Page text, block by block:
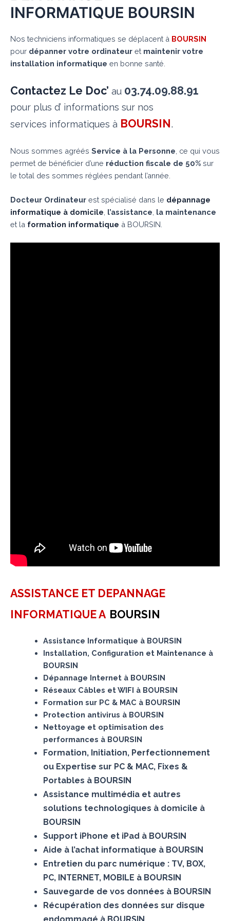
INFORMATIQUE BOURSIN
Nos techniciens informatiques se déplacent à BOURSIN
pour dépanner votre ordinateur et maintenir votre
installation informatique en bonne santé.
Contactez Le Doc’ au 03.74.09.88.91
pour plus d’ informations sur nos
services informatiques à BOURSIN.
Nous sommes agréés Service à la Personne , ce qui vous
permet de bénéficier d’une réduction fiscale de 50% sur
le total des sommes réglées pendant l’année.
Docteur Ordinateur est spécialisé dans le dépannage
informatique à domicile l’assistance la maintenance
et la formation informatique à BOURSIN.
ASSISTANCE ET DEPANNAGE
INFORMATIQUE A BOURSIN
Assistance Informatique à BOURSIN
Installation, Configuration et Maintenance à
BOURSIN
Dépannage Internet à BOURSIN
Réseaux Câbles et WIFI à BOURSIN
Formation sur PC & MAC à BOURSIN
Protection antivirus à BOURSIN
Nettoyage et optimisation des
performances à BOURSIN
Formation, Initiation, Perfectionnement
ou Expertise sur PC & MAC, Fixes &
Portables à BOURSIN
Assistance multimédia et autres
solutions technologiques à domicile à
BOURSIN
Support iPhone et iPad à BOURSIN
Aide à l’achat informatique à BOURSIN
Entretien du parc numérique : TV, BOX,
PC, INTERNET, MOBILE à BOURSIN
Sauvegarde de vos données à BOURSIN
Récupération des données sur disque
endommagé à BOURSIN